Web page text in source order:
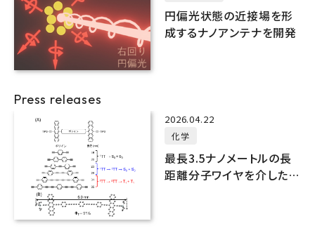
円偏光状態の近接場を形
成するナノアンテナを開発
Press releases
2026.04.22
化学
最長3.5ナノメートルの長
距離分子ワイヤを介した一